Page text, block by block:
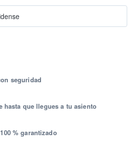
seguridad
hasta que llegues a tu asiento
% garantizado